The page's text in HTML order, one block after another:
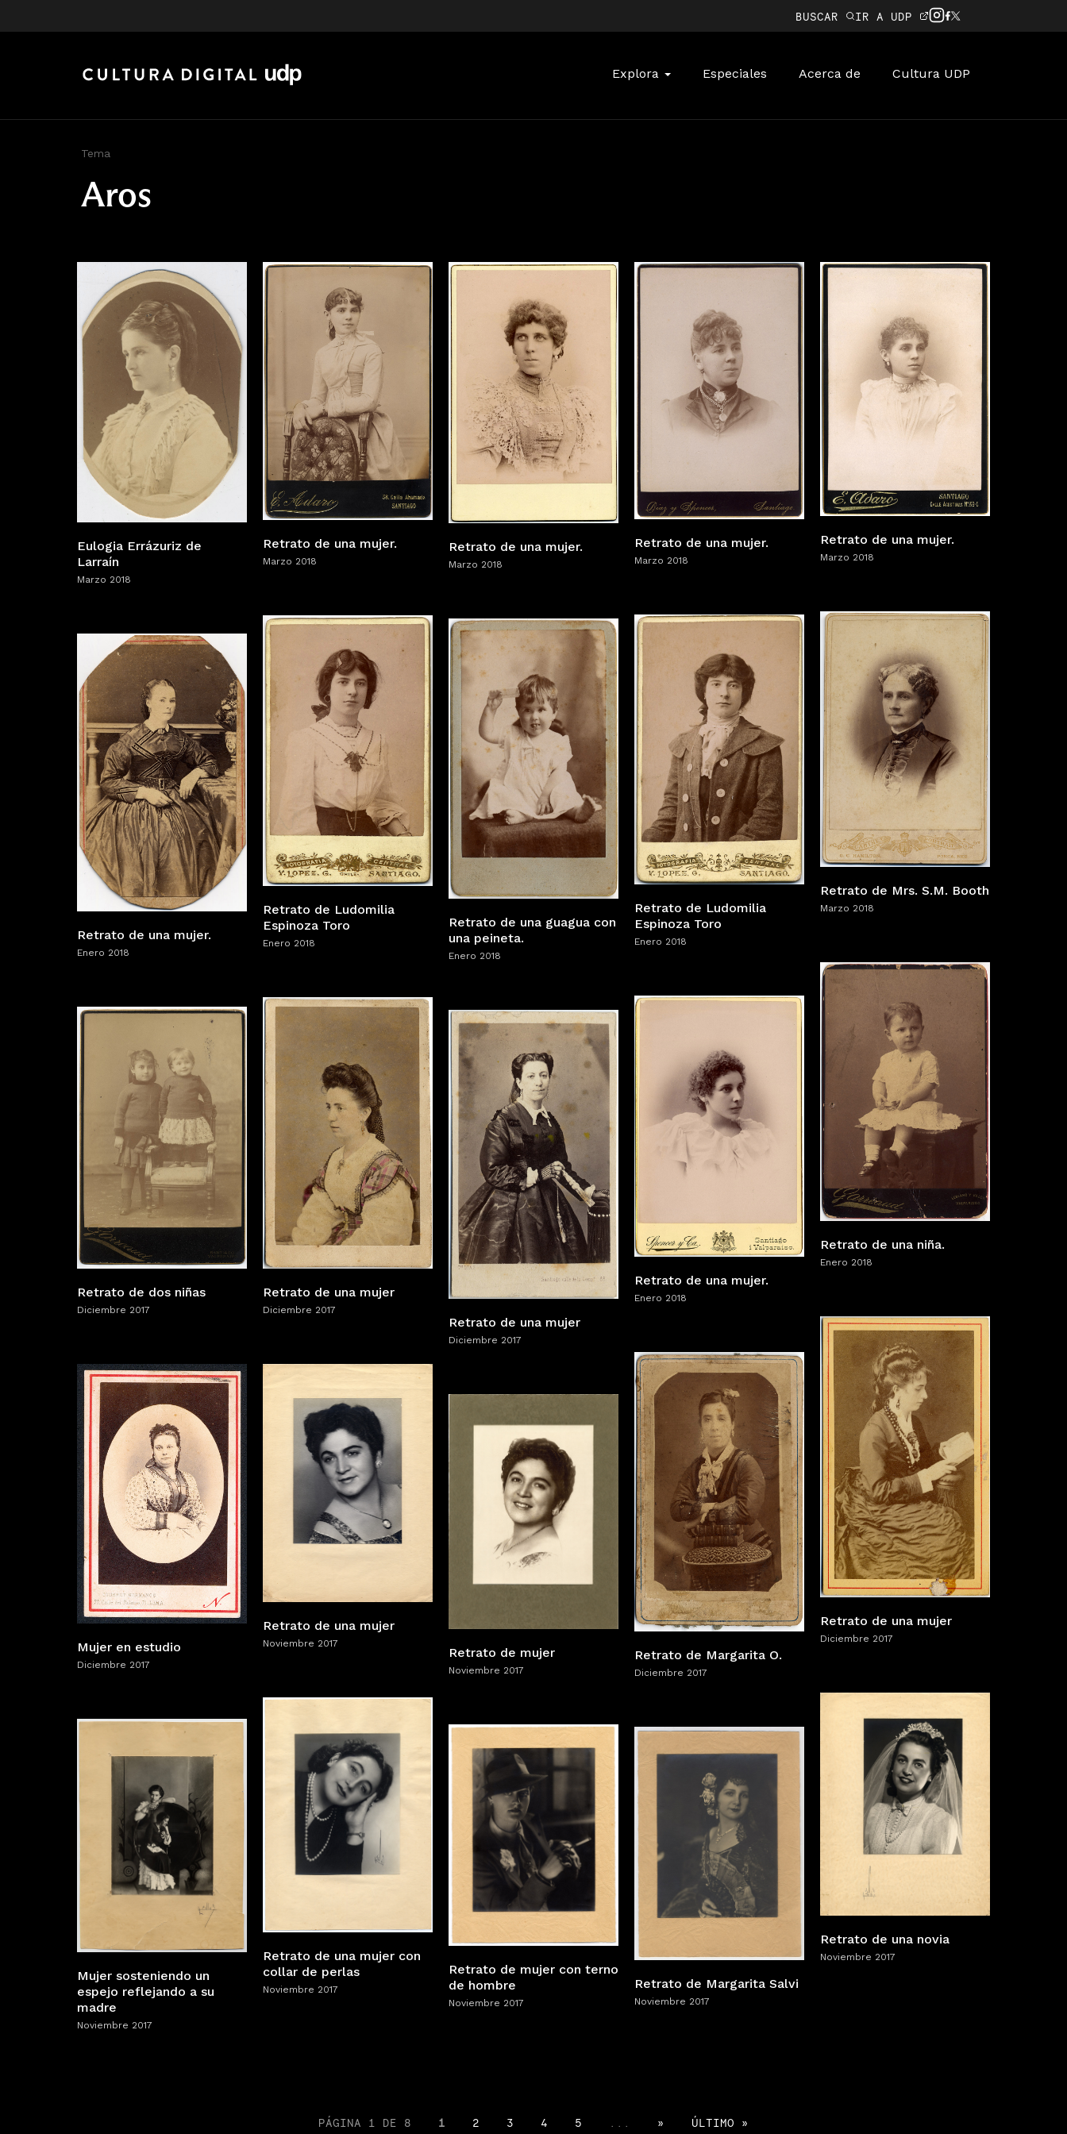
BUSCAR IR A UDP
Explora Especiales Acerca de Cultura UDP
Tema
Aros
Eulogia Errázuriz de
Larraín
Marzo 2018
Retrato de una mujer.
Marzo 2018
Retrato de una mujer.
Marzo 2018
Retrato de una mujer.
Marzo 2018
Retrato de una mujer.
Marzo 2018
Retrato de Mrs. S.M. Booth
Marzo 2018
Retrato de Ludomilia
Espinoza Toro
Enero 2018
Retrato de Ludomilia
Espinoza Toro
Enero 2018
Retrato de una guagua con
una peineta.
Enero 2018
Retrato de una mujer.
Enero 2018
Retrato de una niña.
Enero 2018
Retrato de una mujer.
Enero 2018
Retrato de una mujer
Diciembre 2017
Retrato de dos niñas
Diciembre 2017
Retrato de una mujer
Diciembre 2017
Retrato de una mujer
Diciembre 2017
Retrato de Margarita O.
Diciembre 2017
Mujer en estudio
Diciembre 2017
Retrato de una mujer
Noviembre 2017
Retrato de mujer
Noviembre 2017
Retrato de una novia
Noviembre 2017
Retrato de una mujer con
collar de perlas
Noviembre 2017
Mujer sosteniendo un
espejo reflejando a su
madre
Noviembre 2017
Retrato de mujer con terno
de hombre
Noviembre 2017
Retrato de Margarita Salvi
Noviembre 2017
PÁGINA 1 DE 8 1 2 3 4 5 » ÚLTIMO »